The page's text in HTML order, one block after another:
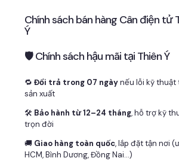
Chính sách bán hàng Cân điện tử
Ý
🛡 Chính sách hậu mãi tại Thiên Ý
🔁 Đổi trả trong 07 ngàynếu lỗi kỹ thuật
sản xuất
🛠 Bảo hành từ 12–24 tháng, hỗ trợ kỹ
trọn đời
🚚 Giao hàng toàn quốc, lắp đặt tận nơi
HCM, Bình Dương, Đồng Nai…)